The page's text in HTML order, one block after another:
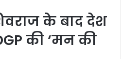
के बाद देश
की ‘मन की